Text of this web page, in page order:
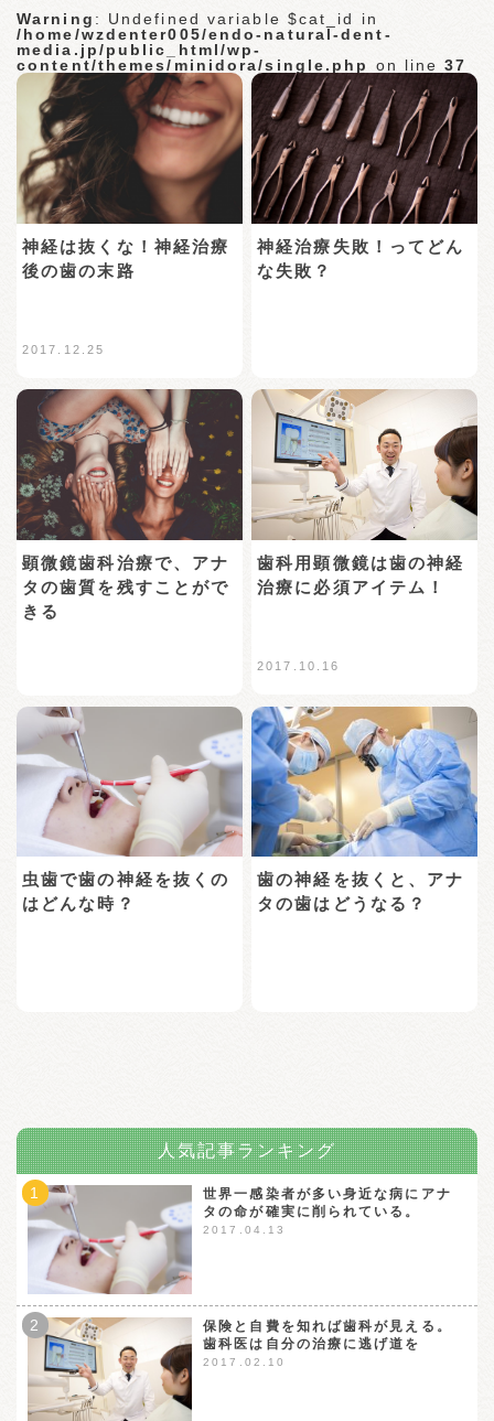
Warning : Undefined variable $cat_id in
/home/wzdenter005/endo-natural-dent-
media.jp/public_html/wp-
content/themes/minidora/single.php
on line37
神経は抜くな！神経治療
後の歯の末路
2017.12.25
神経治療失敗！ってどん
な失敗？
顕微鏡歯科治療で、アナ
タの歯質を残すことがで
きる
歯科用顕微鏡は歯の神経
治療に必須アイテム！
2017.10.16
虫歯で歯の神経を抜くの
はどんな時？
歯の神経を抜くと、アナ
タの歯はどうなる？
人気記事ランキング
1
世界一感染者が多い身近な病にアナ
タの命が確実に削られている。
2017.04.13
2
保険と自費を知れば歯科が見える。
歯科医は自分の治療に逃げ道を
2017.02.10